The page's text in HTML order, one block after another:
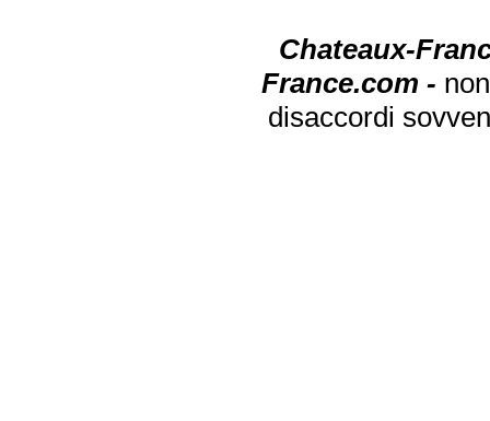
Chateaux-
France.com -
disaccordi